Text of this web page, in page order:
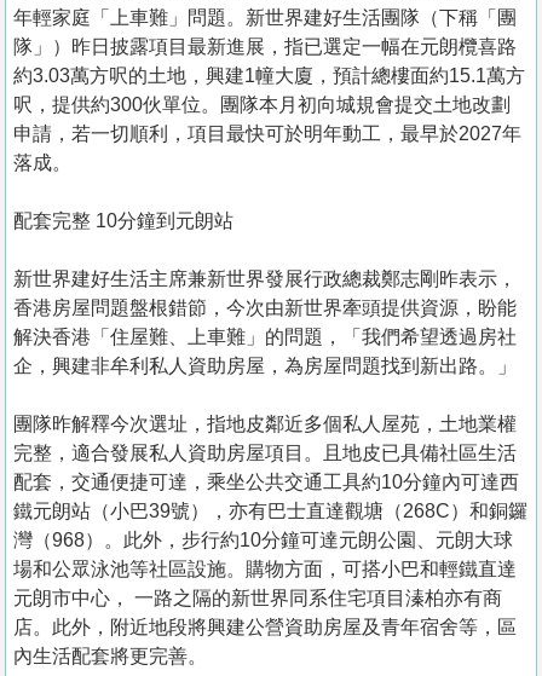
年輕家庭「上車難」問題。新世界建好生活團隊（下稱「團
隊」）昨日披露項目最新進展，指已選定一幅在元朗欖喜路
約3.03萬方呎的土地，興建1幢大廈，預計總樓面約15.1萬方
呎，提供約300伙單位。團隊本月初向城規會提交土地改劃
申請，若一切順利，項目最快可於明年動工，最早於2027年
落成。
配套完整 10分鐘到元朗站
新世界建好生活主席兼新世界發展行政總裁鄭志剛昨表示，
香港房屋問題盤根錯節，今次由新世界牽頭提供資源，盼能
解決香港「住屋難、上車難」的問題，「我們希望透過房社
企，興建非牟利私人資助房屋，為房屋問題找到新出路。」
團隊昨解釋今次選址，指地皮鄰近多個私人屋苑，土地業權
完整，適合發展私人資助房屋項目。且地皮已具備社區生活
配套，交通便捷可達，乘坐公共交通工具約10分鐘內可達西
鐵元朗站（小巴39號），亦有巴士直達觀塘（268C）和銅鑼
灣（968）。此外，步行約10分鐘可達元朗公園、元朗大球
場和公眾泳池等社區設施。購物方面，可搭小巴和輕鐵直達
元朗市中心， 一路之隔的新世界同系住宅項目溱柏亦有商
店。此外，附近地段將興建公營資助房屋及青年宿舍等，區
內生活配套將更完善。